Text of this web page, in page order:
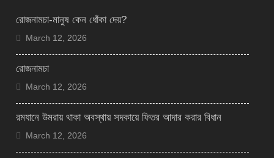
রোজনামচা-মানুষ কেন ধোঁকা দেয়?
March 12, 2026
রোজনামচা
March 12, 2026
রমযানে উমরায় থাকা অবস্থায় সদকায়ে ফিতর আদার করার বিধান
March 12, 2026